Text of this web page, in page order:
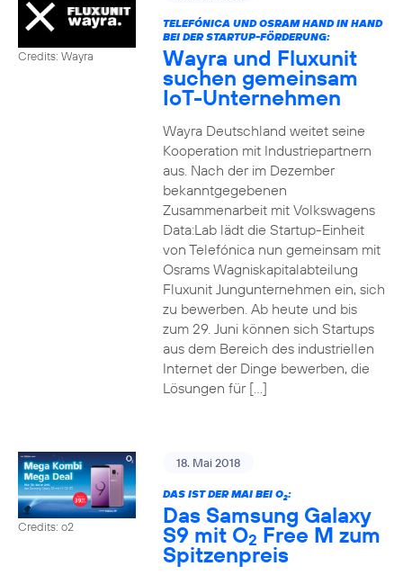
Credits: Wayra
TELEFÓNICA UND OSRAM HAND IN HAND
BEI DER STARTUP-FÖRDERUNG:
Wayra und Fluxunit
suchen gemeinsam
IoT-Unternehmen
Wayra Deutschland weitet seine
Kooperation mit Industriepartnern
aus. Nach der im Dezember
bekanntgegebenen
Zusammenarbeit mit Volkswagens
Data:Lab lädt die Startup-Einheit
von Telefónica nun gemeinsam mit
Osrams Wagniskapitalabteilung
Fluxunit Jungunternehmen ein, sich
zu bewerben. Ab heute und bis
zum 29. Juni können sich Startups
aus dem Bereich des industriellen
Internet der Dinge bewerben, die
Lösungen für […]
Credits: o2
18. Mai 2018
DAS IST DER MAI BEI O2:
Das Samsung Galaxy
S9 mit O2 Free M zum
Spitzenpreis